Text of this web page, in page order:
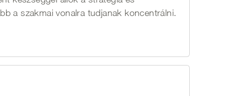
a szakmai vonalra tudjanak koncentrálni.